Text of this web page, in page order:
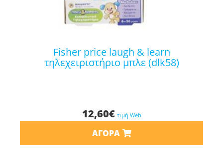
fisher price laugh & learn
τηλεχειριστήριο μπλε (dlk58)
12,60€ τιμή Web
ΑΓΟΡΆ